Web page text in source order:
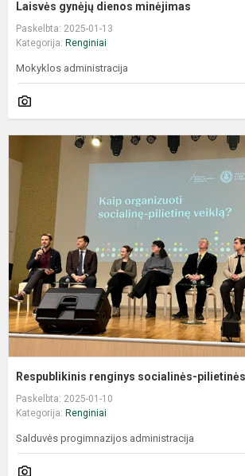
Laisvės gynėjų dienos minėjimas
Paskelbta: 2025-01-13
Kategorija: Renginiai
Mokyklos administracija
Respublikinis renginys socialinės-
Paskelbta: 2025-01-10
Kategorija: Renginiai
Salduvės progimnazijos administracija